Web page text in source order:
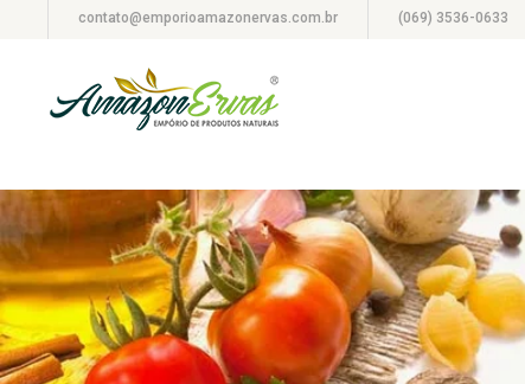
contato@emporioamazonervas.com.br (069) 3536-0633